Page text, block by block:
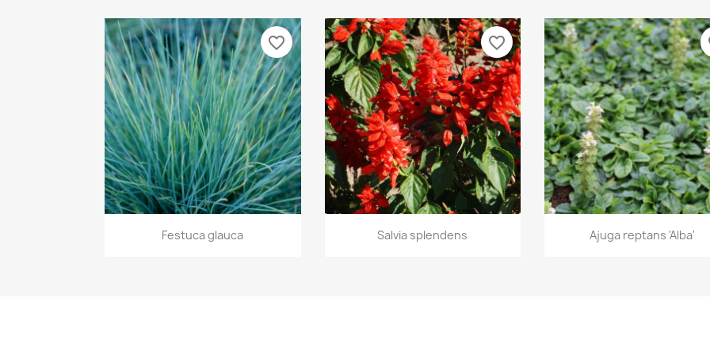
Vista rápida
Festuca glauca
favorite_border
Vista rápida
Salvia splendens
favorite_border
Vista rápida
Ajuga reptans 'Alba'